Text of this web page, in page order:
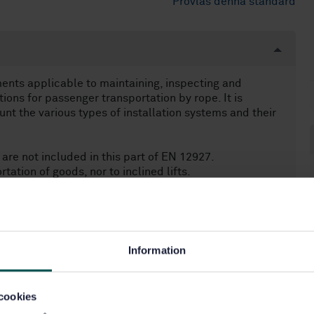
Information
applicable to maintaining, inspecting and
for passenger transportation by rope. It is
the various types of installation systems and their
not included in this part of EN 12927.
of goods, nor to inclined lifts.